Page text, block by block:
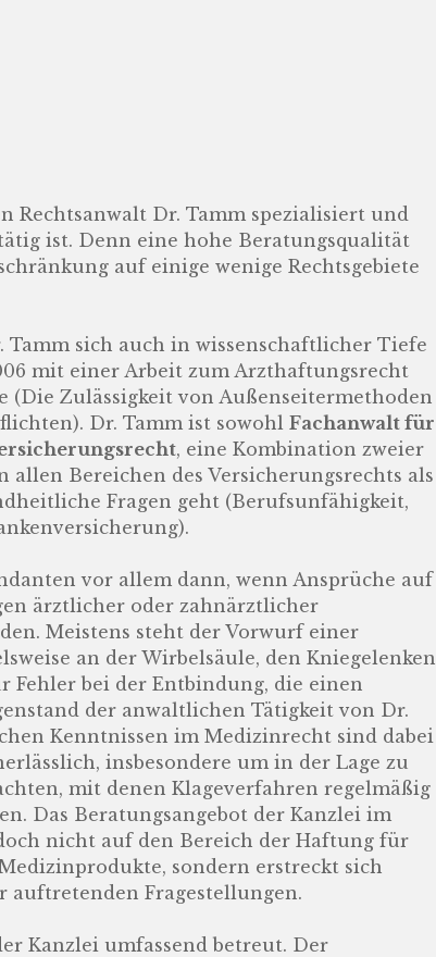
Rechtsanwalt Dr. Tamm spezialisiert und
ist. Denn eine hohe Beratungsqualität
auf einige wenige Rechtsgebiete
Tamm sich auch in wissenschaftlicher Tiefe
mit einer Arbeit zum Arzthaftungsrecht
Zulässigkeit von Außenseitermethoden
Dr. Tamm ist sowohl Fachanwalt für
, eine Kombination zweier
allen Bereichen des Versicherungsrechts als
Fragen geht (Berufsunfähigkeit,
vor allem dann, wenn Ansprüche auf
ärztlicher oder zahnärztlicher
Meistens steht der Vorwurf einer
an der Wirbelsäule, den Kniegelenken
Fehler bei der Entbindung, die einen
der anwaltlichen Tätigkeit von Dr.
Kenntnissen im Medizinrecht sind dabei
insbesondere um in der Lage zu
mit denen Klageverfahren regelmäßig
Das Beratungsangebot der Kanzlei im
nicht auf den Bereich der Haftung für
sondern erstreckt sich
auftretenden Fragestellungen.
Kanzlei umfassend betreut. Der